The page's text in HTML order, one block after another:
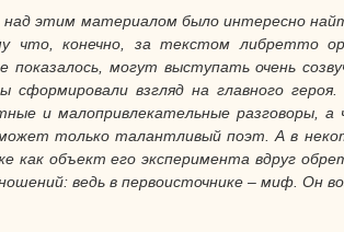
этим материалом было интересно
что, конечно, за текстом либретто
показалось, могут выступать очень
взгляд на главного
и малопривлекательные разговоры,
может только талантливый поэт. А в
как объект его эксперимента вдруг
ведь в первоисточнике – миф. Он